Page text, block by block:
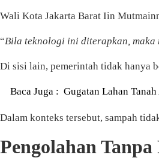
Wali Kota Jakarta Barat Iin
“Bila teknologi ini diterapkan, maka
Di sisi lain, pemerintah tidak hanya
Baca Juga : Gugatan Lahan
Dalam konteks tersebut, sampah
Pengolahan